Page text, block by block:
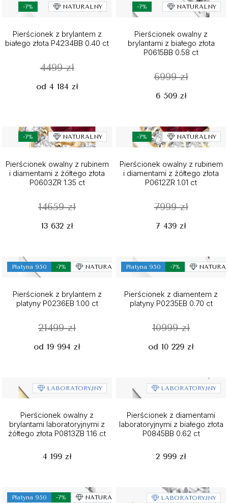
-7% NATURALNY
Pierścionek z brylantem z
białego złota P4234BB 0.40 ct
4499 zł
od 4 184 zł
-7% NATURALNY
Pierścionek owalny z
brylantami z białego złota
P0615BB 0.58 ct
6999 zł
6 509 zł
-7% NATURALNY
Pierścionek owalny z rubinem
i diamentami z żółtego złota
P0603ZR 1.35 ct
14659 zł
13 632 zł
-7% NATURALNY
Pierścionek owalny z rubinem
i diamentami z żółtego złota
P0612ZR 1.01 ct
7999 zł
7 439 zł
Platyna 950 -7% NATURALNY
Pierścionek z brylantem z
platyny P0236EB 1.00 ct
21499 zł
od 19 994 zł
Platyna 950 -7%
Pierścionek z diamentem z
platyny P0235EB 0.70 ct
10999 zł
od 10 229 zł
LABORATORYJNY
Pierścionek owalny z
brylantami laboratoryjnymi z
żółtego złota P0813ZB 1.16 ct
4 199 zł
LABORATORYJNY
Pierścionek z diamentami
laboratoryjnymi z białego złota
P0845BB 0.62 ct
2 999 zł
Platyna 950 -7% NATURALNY LABORATORYJNY